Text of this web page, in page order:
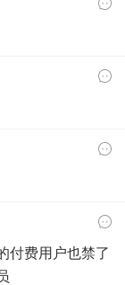
付费用户也禁了